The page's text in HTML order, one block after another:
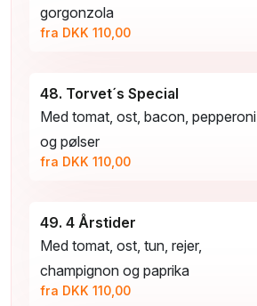
gorgonzola
fra DKK 110,00
48. Torvet´s Special
Med tomat, ost, bacon, pepperoni
og pølser
fra DKK 110,00
49. 4 Årstider
Med tomat, ost, tun, rejer,
champignon og paprika
fra DKK 110,00